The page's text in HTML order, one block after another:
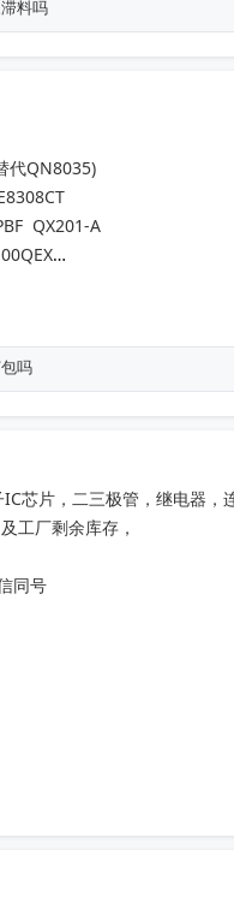
（思瑞浦）
（美国微芯）
普拉斯
料吗
代QN8035)
QX201-A
IRFB4227
CD1517CP
ME2
QX201-C
WM8728SEDS/R
SI4755
D
AXOP34062C
TDA8920CTH
吗
芯片，二三极管，继电器，
工厂剩余库存，
同号